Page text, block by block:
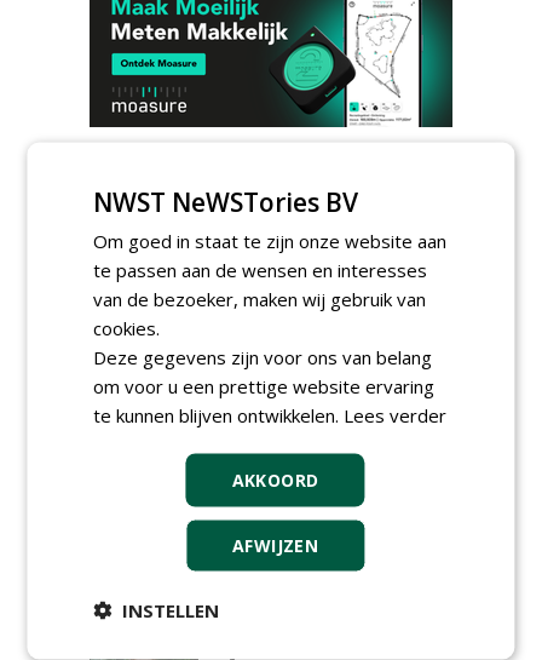
Iedereen kan gratis kleine advertenties
plaatsen via zijn eigen account.
Plaats een gratis advertentie
GreentoColour en Heem in
Swalmen
NWST NeWSTories BV
Om goed in staat te zijn onze website aan
te passen aan de wensen en interesses
van de bezoeker, maken wij gebruik van
cookies.
Deze gegevens zijn voor ons van belang
om voor u een prettige website ervaring
te kunnen blijven ontwikkelen. Lees verder
AKKOORD
AFWIJZEN
INSTELLEN